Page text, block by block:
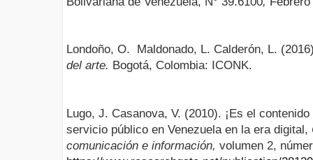
Londoño, O. Maldonado, L. Calderón, L.
del arte. Bogotá, Colombia: ICONK.
Lugo, J. Casanova, V. (2010). ¡Es el
servicio público en Venezuela en la era digital,
comunicación e información, volumen 2,